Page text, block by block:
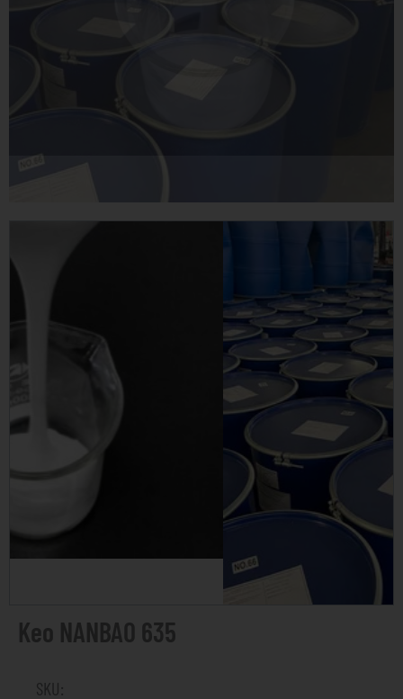
Keo NANBAO 635
SKU: